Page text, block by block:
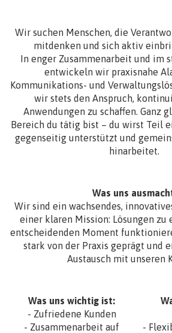
Wir suchen Menschen, die
mitdenken und sich aktiv
In enger Zusammenarbeit und im
entwickeln wir praxisnahe
Kommunikations- und
wir stets den Anspruch,
Anwendungen zu schaffen. Ganz
Bereich du tätig bist – du wirst Teil
gegenseitig unterstützt und
hinarbeitet.
Was uns
Wir sind ein wachsendes,
einer klaren Mission: Lösungen
entscheidenden Moment
stark von der Praxis geprägt und
Austausch mit unseren
Was uns wichtig ist:
- Zufriedene Kunden
- Zusammenarbeit auf
-